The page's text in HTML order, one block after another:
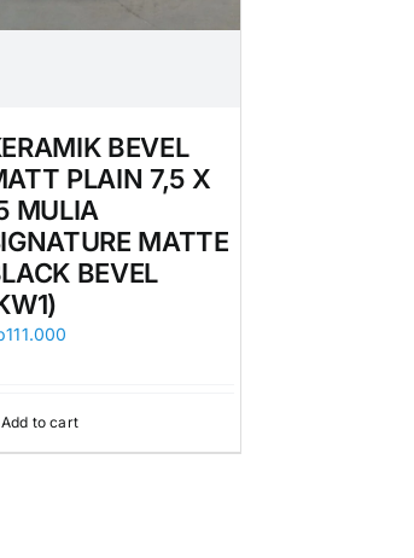
BEVEL
PLAIN 7,5 X
MULIA
MATTE
BEVEL
111.000
Add to cart